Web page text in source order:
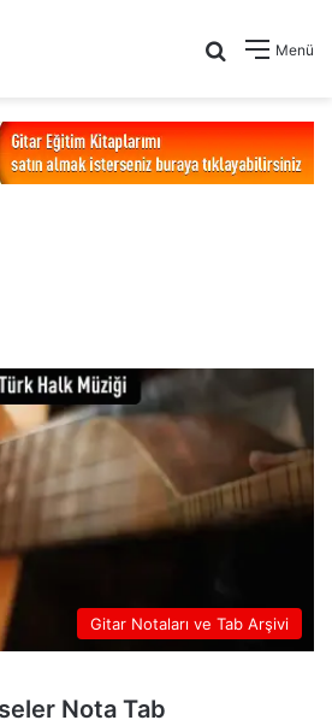
Menü
Arama yap
Gitar Notaları ve Tab Arşivi
Nota Tab